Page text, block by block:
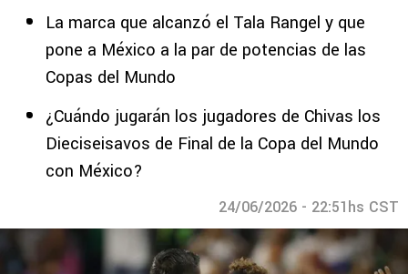
La marca que alcanzó el Tala Rangel y que
pone a México a la par de potencias de las
Copas del Mundo
¿Cuándo jugarán los jugadores de Chivas los
Dieciseisavos de Final de la Copa del Mundo
con México?
24/06/2026 - 22:51hs CST